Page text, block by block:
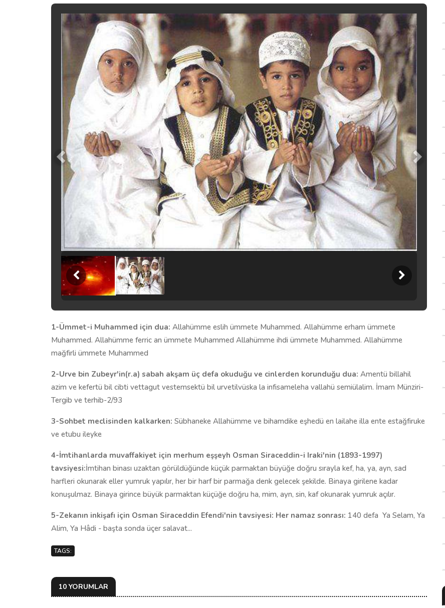
1-Ümmet-i Muhammed için dua: Allahümme eslih ümmete Muhammed. Allahümme erham ümmete
Muhammed. Allahümme ferric an ümmete Muhammed Allahümme ihdi ümmete Muhammed. Allahümme
mağfirli ümmete Muhammed
2-Urve bin Zubeyr'in(r.a) sabah akşam üç defa okuduğu ve cinlerden korunduğu dua: Amentü billahil
azim ve kefertü bil cibti vettagut vestemsektü bil urvetilvüska la infisameleha vallahü semiülalim. İmam Münziri-
Tergib ve terhib-2/93
3-Sohbet meclisinden kalkarken: Sübhaneke Allahümme ve bihamdike eşhedü en lailahe illa ente estağfiruke
ve etubu ileyke
4-İmtihanlarda muvaffakiyet için merhum eşşeyh Osman Siraceddin-i Iraki'nin (1893-1997)
tavsiyesi:İmtihan binası uzaktan görüldüğünde küçük parmaktan büyüğe doğru sırayla kef, ha, ya, ayn, sad
harfleri okunarak eller yumruk yapılır, her bir harf bir parmağa denk gelecek şekilde. Binaya girilene kadar
konuşulmaz. Binaya girince büyük parmaktan küçüğe doğru ha, mim, ayn, sin, kaf okunarak yumruk açılır.
5-Zekanın inkişafı için Osman Siraceddin Efendi'nin tavsiyesi: Her namaz sonrası: 140 defa  Ya Selam, Ya
Alim, Ya Hâdi - başta sonda üçer salavat...
TAGS:
10 YORUMLAR